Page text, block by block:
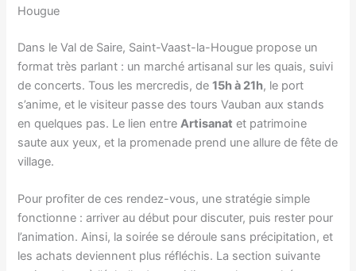
Hougue
Dans le Val de Saire, Saint-Vaast-la-Hougue propose un
format très parlant : un marché artisanal sur les quais, suivi
de concerts. Tous les mercredis, de15h à 21h, le port
s’anime, et le visiteur passe des tours Vauban aux stands
en quelques pas. Le lien entre Artisanat et patrimoine
saute aux yeux, et la promenade prend une allure de fête de
village.
Pour profiter de ces rendez-vous, une stratégie simple
fonctionne : arriver au début pour discuter, puis rester pour
l’animation. Ainsi, la soirée se déroule sans précipitation, et
les achats deviennent plus réfléchis. La section suivante